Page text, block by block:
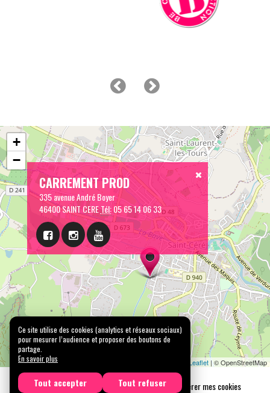
CARREMENT PROD
335 avenue André Boyer
46400 SAINT CERETél:05 65 14 06 33
+
−
Leaflet | © OpenStreetMap
Mentions légales Confidentialité
Gérer mes cookies
Ce site utilise des cookies (analytics et réseaux sociaux)
pour mesurer l’audience et proposer des boutons de
partage.
En savoir plus
Tout accepter Tout refuser